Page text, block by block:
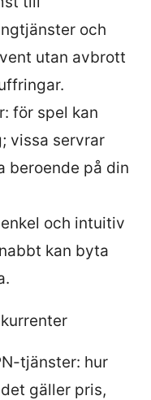
och
utan avbrott
för spel kan
vissa servrar
beroende på din
och intuitiv
kan byta
tjänster: hur
gäller pris,